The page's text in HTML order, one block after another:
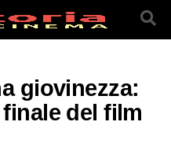
giovinezza:
del film